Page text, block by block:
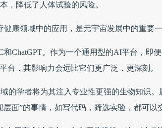
，降低了人体试验的风险。
康领域中的应用，是元宇宙发展中的重要一
ChatGPT。作为一个通用型的AI平台，即
台，其影响力会远比它们更广泛，更深刻。
的学者将为其注入专业性更强的生物知识
面”的事情，如写代码，筛选实验，都可以